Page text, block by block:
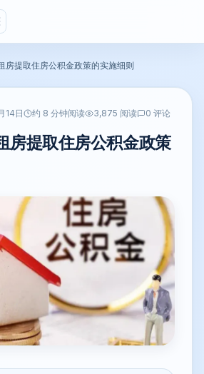
房提取住房公积金政策的实施细则
14日 约 8 分钟阅读 3,875 阅读 0 评论
房提取住房公积金政策